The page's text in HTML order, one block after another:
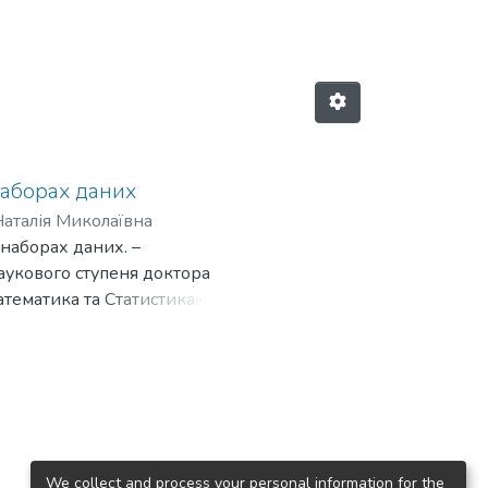
даних
Миколаївна
даних. –
ступеня доктора
та Статистика»). –
імені Ігоря Сікорського»,
може бути присутні
погано розпізнає
We collect and process your personal information for the